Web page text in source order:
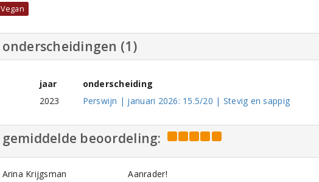
Vegan
onderscheidingen (1)
jaar
onderscheiding
2023
Perswijn | januari 2026: 15.5/20 | Stevig en sappig
gemiddelde beoordeling:
Arina Krijgsman
Aanrader!